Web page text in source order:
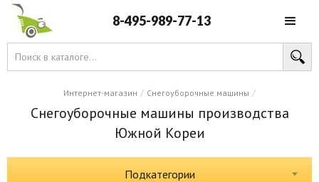
8-495-989-77-13
Интернет-магазин / Снегоуборочные машины /
Снегоуборочные машины производства
Южной Кореи
Подкатегории